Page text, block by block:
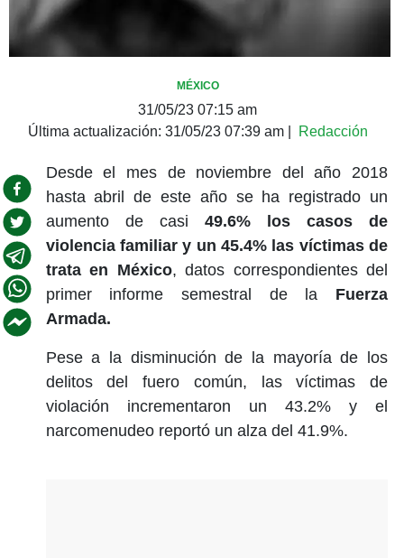
MÉXICO
31/05/23 07:15 am
Última actualización: 31/05/23 07:39 am| Redacción
Desde el mes de noviembre del año 2018
hasta abril de este año se ha registrado un
aumento de casi 49.6% los casos de
violencia familiar y un 45.4% las víctimas de
trata en México, datos correspondientes del
primer informe semestral de la Fuerza
Armada.
Pese a la disminución de la mayoría de los
delitos del fuero común, las víctimas de
violación incrementaron un 43.2% y el
narcomenudeo reportó un alza del 41.9%.